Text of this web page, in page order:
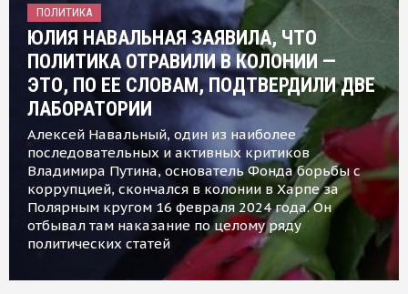
ПОЛИТИКА
ЮЛИЯ НАВАЛЬНАЯ ЗАЯВИЛА, ЧТО
ПОЛИТИКА ОТРАВИЛИ В КОЛОНИИ —
ЭТО, ПО ЕЕ СЛОВАМ, ПОДТВЕРДИЛИ ДВЕ
ЛАБОРАТОРИИ
Алексей Навальный, один из наиболее
последовательных и активных критиков
Владимира Путина, основатель Фонда борьбы с
коррупцией, скончался в колонии в Харпе за
Полярным кругом 16 февраля 2024 года. Он
отбывал там наказание по целому ряду
политических статей